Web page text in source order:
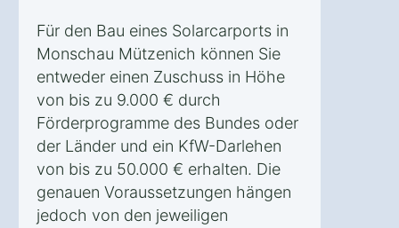
Für den Bau eines Solarcarports in
Monschau Mützenich können Sie
entweder einen Zuschuss in Höhe
von bis zu 9.000 € durch
Förderprogramme des Bundes oder
der Länder und ein KfW-Darlehen
von bis zu 50.000 € erhalten. Die
genauen Voraussetzungen hängen
jedoch von den jeweiligen